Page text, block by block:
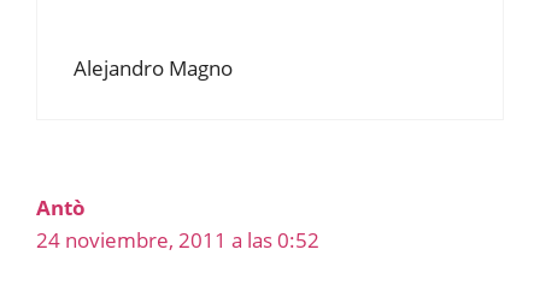
Alejandro Magno
Antò
24 noviembre, 2011 a las 0:52